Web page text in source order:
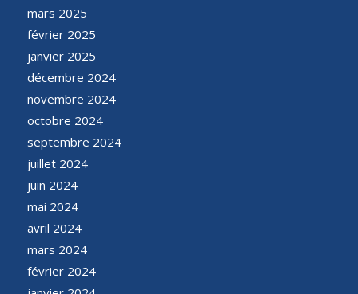
mars 2025
février 2025
janvier 2025
décembre 2024
novembre 2024
octobre 2024
septembre 2024
juillet 2024
juin 2024
mai 2024
avril 2024
mars 2024
février 2024